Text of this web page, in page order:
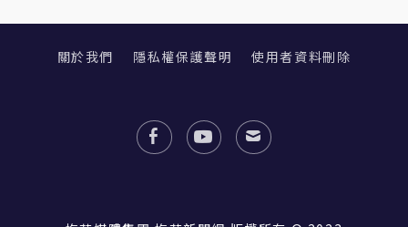
關於我們 隱私權保護聲明 使用者資料刪除